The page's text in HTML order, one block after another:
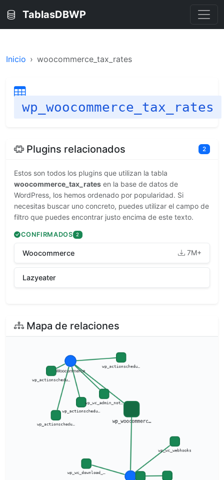
TablasDBWP
Inicio woocommerce_tax_rates
wp_woocommerce_tax_rates
Plugins relacionados 2
Estos son todos los plugins que utilizan la tabla
woocommerce_tax_rates en la base de datos de
WordPress, los hemos ordenado por popularidad. Si
necesitas buscar uno concreto, puedes utilizar el campo de
filtro que puedes encontrar justo encima de este texto.
CONFIRMADOS 2
Woocommerce 7M+
Lazyeater
Mapa de relaciones